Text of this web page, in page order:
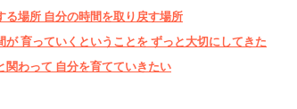
る場所 自分の時間を取り戻す場所
が 育っていくということを ずっと大切にしてきた
関わって 自分を育てていきたい